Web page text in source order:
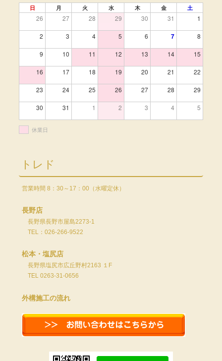
日 月 火 水 木 金 土
26 27 28 29 30 31 1
2 3 4 5 6 7 8
9 10 11 12 13 14 15
16 17 18 19 20 21 22
23 24 25 26 27 28 29
30 31 1 2 3 4 5
休業日
トレド
営業時間 8：30～17：00（水曜定休）
長野店
長野県長野市屋島2273-1
TEL：026-266-9522
松本・塩尻店
長野県塩尻市広丘野村2163 １F
TEL 0263-31-0656
外構施工の流れ